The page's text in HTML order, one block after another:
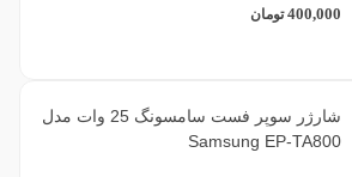
400,000 تومان
شارژر سوپر فست سامسونگ 25 وات مدل
Samsung EP-TA800